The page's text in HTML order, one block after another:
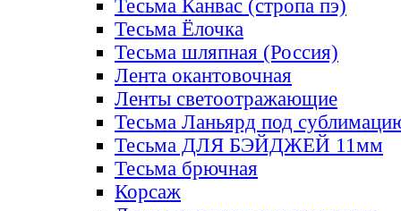
Тесьма Канвас (стропа пэ)
Тесьма Ёлочка
Тесьма шляпная (Россия)
Лента окантовочная
Ленты светоотражающие
Тесьма Ланьярд под
Тесьма ДЛЯ БЭЙДЖЕЙ 11мм
Тесьма брючная
Корсаж